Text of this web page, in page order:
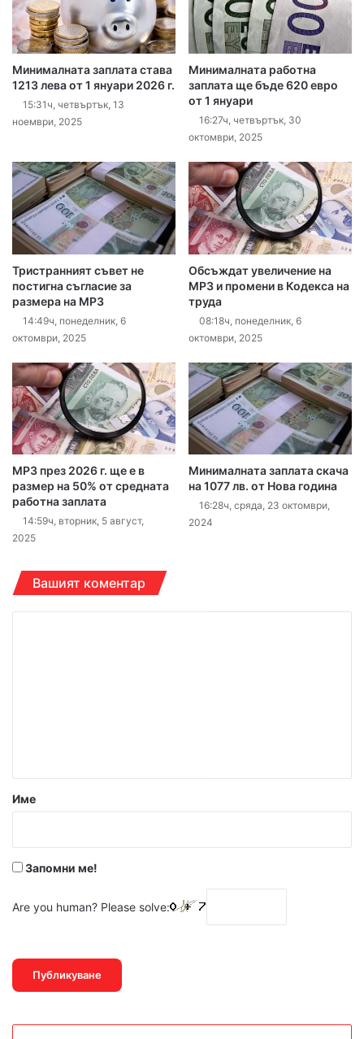
Минималната заплата става
1213 лева от 1 януари 2026 г.
15:31ч, четвъртък, 13
ноември, 2025
Минималната работна
заплата ще бъде 620 евро
от 1 януари
16:27ч, четвъртък, 30
октомври, 2025
Тристранният съвет не
постигна съгласие за
размера на МРЗ
14:49ч, понеделник, 6
октомври, 2025
Обсъждат увеличение на
МРЗ и промени в Кодекса на
труда
08:18ч, понеделник, 6
октомври, 2025
МРЗ през 2026 г. ще е в
размер на 50% от средната
работна заплата
14:59ч, вторник, 5 август,
2025
Минималната заплата скача
на 1077 лв. от Нова година
16:28ч, сряда, 23 октомври,
2024
Вашият коментар
р
Име
Запомни ме!
Are you human? Please solve: